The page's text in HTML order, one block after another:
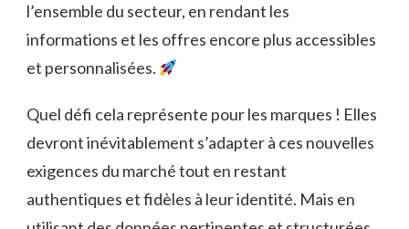
l’ensemble du secteur, en rendant les
informations et les offres encore plus accessibles
et personnalisées.
Quel défi cela représente pour les marques ! Elles
devront inévitablement s’adapter à ces nouvelles
exigences du marché tout en restant
authentiques et fidèles à leur identité. Mais en